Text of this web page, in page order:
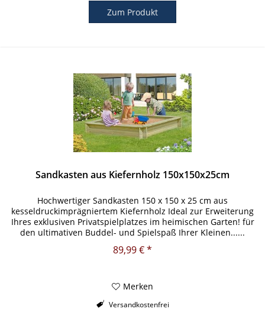
Zum Produkt
Sandkasten aus Kiefernholz 150x150x25cm
Hochwertiger Sandkasten 150 x 150 x 25 cm aus
kesseldruckimprägniertem Kiefernholz Ideal zur Erweiterung
Ihres exklusiven Privatspielplatzes im heimischen Garten! für
den ultimativen Buddel- und Spielspaß Ihrer Kleinen......
89,99 € *
Merken
Versandkostenfrei